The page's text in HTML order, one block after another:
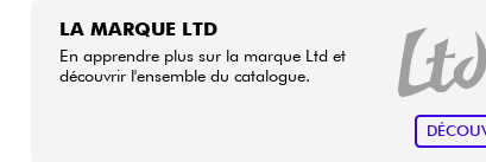
LA MARQUE LTD
En apprendre plus sur la marque Ltd et
découvrir l'ensemble du catalogue.